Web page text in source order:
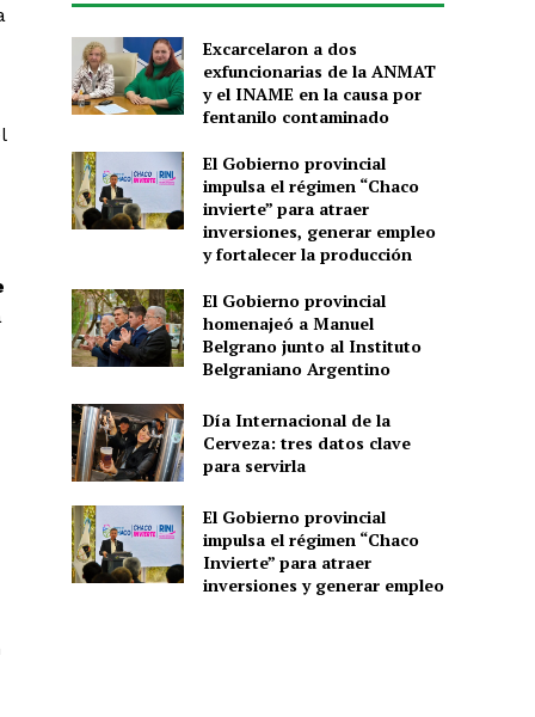
Excarcelaron a dos
exfuncionarias de la ANMAT
y el INAME en la causa por
fentanilo contaminado
El Gobierno provincial
impulsa el régimen “Chaco
invierte” para atraer
inversiones, generar empleo
y fortalecer la producción
El Gobierno provincial
homenajeó a Manuel
Belgrano junto al Instituto
Belgraniano Argentino
Día Internacional de la
Cerveza: tres datos clave
para servirla
El Gobierno provincial
impulsa el régimen “Chaco
Invierte” para atraer
inversiones y generar empleo